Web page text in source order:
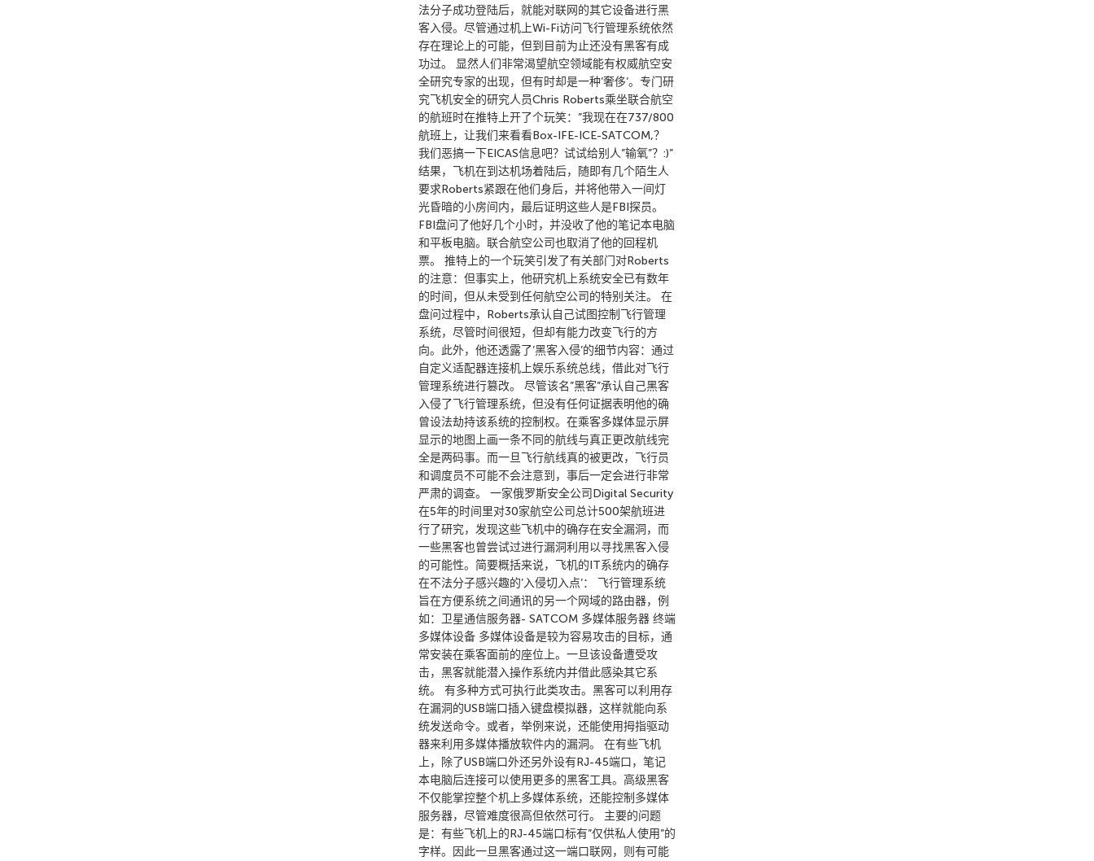
法分子成功登陆后，就能对联网的其它设备进行黑
客入侵。尽管通过机上Wi-Fi访问飞行管理系统依然
存在理论上的可能，但到目前为止还没有黑客有成
功过。 显然人们非常渴望航空领域能有权威航空安
全研究专家的出现，但有时却是一种’奢侈’。专门研
究飞机安全的研究人员Chris Roberts乘坐联合航空
的航班时在推特上开了个玩笑：”我现在在737/800
航班上，让我们来看看Box-IFE-ICE-SATCOM,？
我们恶搞一下EICAS信息吧？试试给别人”输氧”？:)”
结果，飞机在到达机场着陆后，随即有几个陌生人
要求Roberts紧跟在他们身后，并将他带入一间灯
光昏暗的小房间内，最后证明这些人是FBI探员。
FBI盘问了他好几个小时，并没收了他的笔记本电脑
和平板电脑。联合航空公司也取消了他的回程机
票。 推特上的一个玩笑引发了有关部门对Roberts
的注意：但事实上，他研究机上系统安全已有数年
的时间，但从未受到任何航空公司的特别关注。 在
盘问过程中，Roberts承认自己试图控制飞行管理
系统，尽管时间很短，但却有能力改变飞行的方
向。此外，他还透露了’黑客入侵’的细节内容：通过
自定义适配器连接机上娱乐系统总线，借此对飞行
管理系统进行篡改。 尽管该名”黑客”承认自己黑客
入侵了飞行管理系统，但没有任何证据表明他的确
曾设法劫持该系统的控制权。在乘客多媒体显示屏
显示的地图上画一条不同的航线与真正更改航线完
全是两码事。而一旦飞行航线真的被更改，飞行员
和调度员不可能不会注意到，事后一定会进行非常
严肃的调查。 一家俄罗斯安全公司Digital Security
在5年的时间里对30家航空公司总计500架航班进
行了研究，发现这些飞机中的确存在安全漏洞，而
一些黑客也曾尝试过进行漏洞利用以寻找黑客入侵
的可能性。简要概括来说，飞机的IT系统内的确存
在不法分子感兴趣的’入侵切入点’： 飞行管理系统
旨在方便系统之间通讯的另一个网域的路由器，例
如：卫星通信服务器- SATCOM 多媒体服务器 终端
多媒体设备 多媒体设备是较为容易攻击的目标，通
常安装在乘客面前的座位上。一旦该设备遭受攻
击，黑客就能潜入操作系统内并借此感染其它系
统。 有多种方式可执行此类攻击。黑客可以利用存
在漏洞的USB端口插入键盘模拟器，这样就能向系
统发送命令。或者，举例来说，还能使用拇指驱动
器来利用多媒体播放软件内的漏洞。 在有些飞机
上，除了USB端口外还另外设有RJ-45端口，笔记
本电脑后连接可以使用更多的黑客工具。高级黑客
不仅能掌控整个机上多媒体系统，还能控制多媒体
服务器，尽管难度很高但依然可行。 主要的问题
是：有些飞机上的RJ-45端口标有”仅供私人使用”的
字样。因此一旦黑客通过这一端口联网，则有可能